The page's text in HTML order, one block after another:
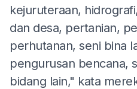
kejuruteraan,
dan desa, pertanian,
perhutanan, seni bina
pengurusan bencana,
bidang lain," kata